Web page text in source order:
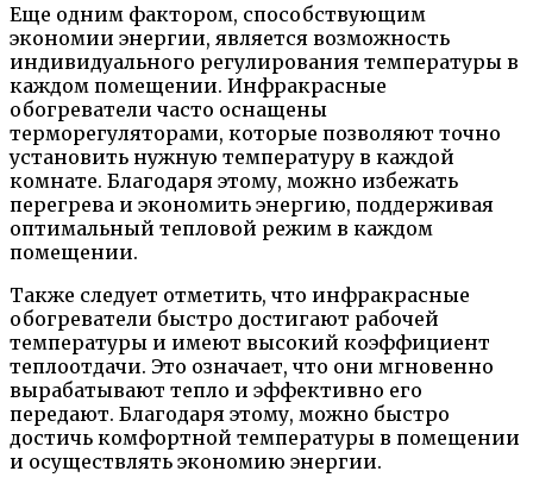
Еще одним фактором, способствующим
экономии энергии, является возможность
индивидуального регулирования температуры в
каждом помещении. Инфракрасные
обогреватели часто оснащены
терморегуляторами, которые позволяют точно
установить нужную температуру в каждой
комнате. Благодаря этому, можно избежать
перегрева и экономить энергию, поддерживая
оптимальный тепловой режим в каждом
помещении.
Также следует отметить, что инфракрасные
обогреватели быстро достигают рабочей
температуры и имеют высокий коэффициент
теплоотдачи. Это означает, что они мгновенно
вырабатывают тепло и эффективно его
передают. Благодаря этому, можно быстро
достичь комфортной температуры в помещении
и осуществлять экономию энергии.